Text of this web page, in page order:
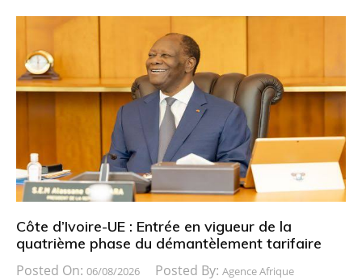
Côte d’Ivoire-UE : Entrée en vigueur de la
quatrième phase du démantèlement tarifaire
Posted On: 06/08/2026 Posted By: Agence Afrique